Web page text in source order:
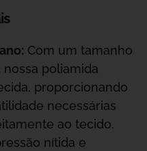
Com um tamanho
poliamida
proporcionando
necessárias
ao tecido.
nítida e